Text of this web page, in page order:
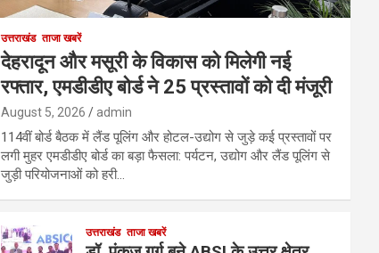
उत्तराखंड ताजा खबरें
देहरादून और मसूरी के विकास को मिलेगी नई
रफ्तार, एमडीडीए बोर्ड ने 25 प्रस्तावों को दी मंजूरी
August 5, 2026 admin
114वीं बोर्ड बैठक में लैंड पूलिंग और होटल-उद्योग से जुड़े कई प्रस्तावों पर
लगी मुहर एमडीडीए बोर्ड का बड़ा फैसला: पर्यटन, उद्योग और लैंड पूलिंग से
जुड़ी परियोजनाओं को हरी…
उत्तराखंड ताजा खबरें